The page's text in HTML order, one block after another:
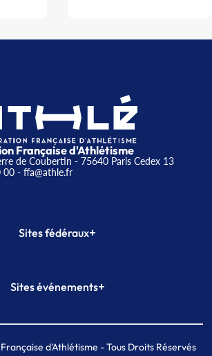
Française d'Athlétisme
de Coubertin - 75640 Paris Cedex 13
00- ffa@athle.fr
Sites fédéraux+
Plateforme Formation
Sites événements+
Meeting de Paris indoor
MAIF Ekiden de Paris
d'Athlétisme - Tous Droits Réservés